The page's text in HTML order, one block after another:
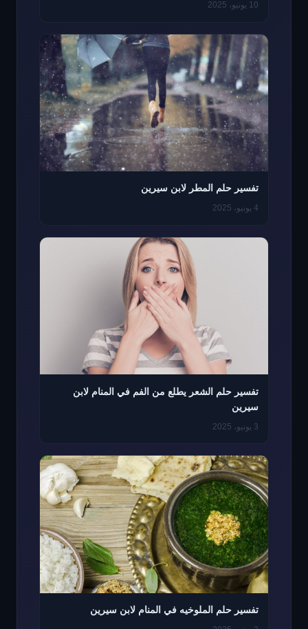
10 يونيو، 2025
تفسير حلم المطر لابن سيرين
4 يونيو، 2025
تفسير حلم الشعر يطلع من الفم في المنام لابن
سيرين
3 يونيو، 2025
تفسير حلم الملوخيه في المنام لابن سيرين